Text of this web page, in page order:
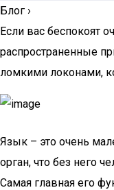
Блог ›
Если вас беспокоят
распространенные
ломкими локонами,
Язык – это очень
орган, что без него
Самая главная его